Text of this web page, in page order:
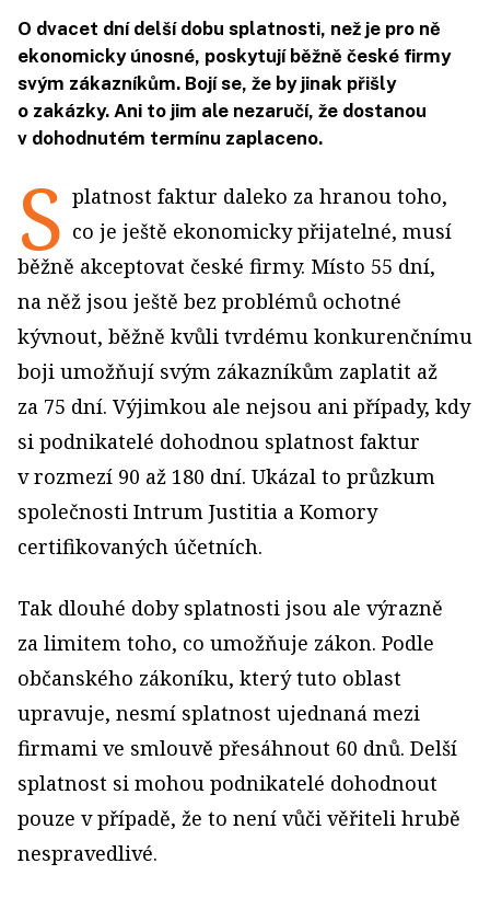
O dvacet dní delší dobu splatnosti, než je pro ně
ekonomicky únosné, poskytují běžně české firmy
svým zákazníkům. Bojí se, že by jinak přišly
o zakázky. Ani to jim ale nezaručí, že dostanou
v dohodnutém termínu zaplaceno.
S platnost faktur daleko za hranou toho,
co je ještě ekonomicky přijatelné, musí
běžně akceptovat české firmy. Místo 55 dní,
na něž jsou ještě bez problémů ochotné
kývnout, běžně kvůli tvrdému konkurenčnímu
boji umožňují svým zákazníkům zaplatit až
za 75 dní. Výjimkou ale nejsou ani případy, kdy
si podnikatelé dohodnou splatnost faktur
v rozmezí 90 až 180 dní. Ukázal to průzkum
společnosti Intrum Justitia a Komory
certifikovaných účetních.
Tak dlouhé doby splatnosti jsou ale výrazně
za limitem toho, co umožňuje zákon. Podle
občanského zákoníku, který tuto oblast
upravuje, nesmí splatnost ujednaná mezi
firmami ve smlouvě přesáhnout 60 dnů. Delší
splatnost si mohou podnikatelé dohodnout
pouze v případě, že to není vůči věřiteli hrubě
nespravedlivé.